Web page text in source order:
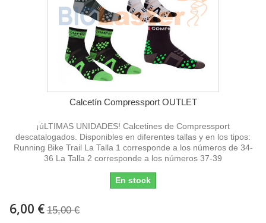
Calcetín Compressport OUTLET
¡úLTIMAS UNIDADES! Calcetines de Compressport
descatalogados. Disponibles en diferentes tallas y en los tipos:
Running Bike Trail La Talla 1 corresponde a los números de 34-
36 La Talla 2 corresponde a los números 37-39
En stock
6,00 € 15,00 €